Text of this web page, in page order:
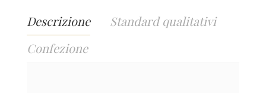
Descrizione
Standard qualitativi
Confezione